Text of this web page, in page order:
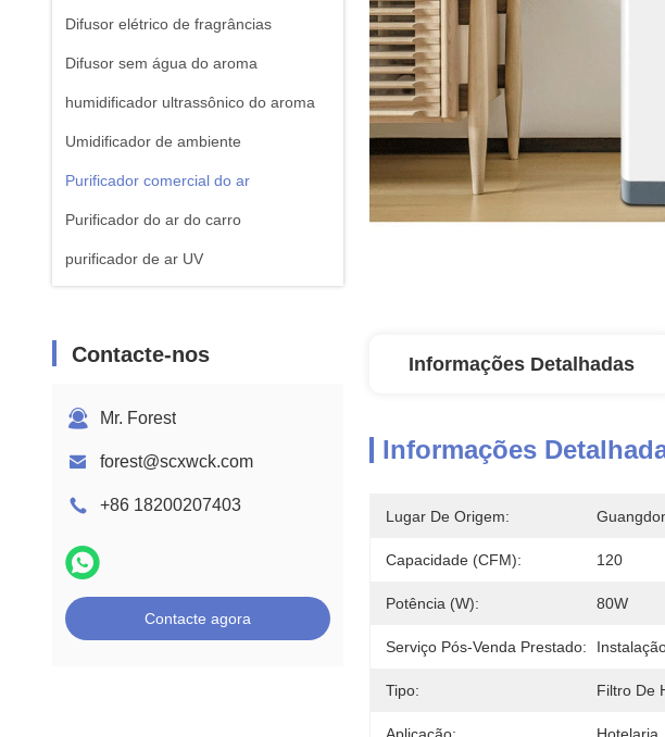
Difusor elétrico de fragrâncias
Difusor sem água do aroma
humidificador ultrassônico do aroma
Umidificador de ambiente
Purificador comercial do ar
Purificador do ar do carro
purificador de ar UV
Contacte-nos
Mr. Forest
forest@scxwck.com
+86 18200207403
Contacte agora
Informações Detalhadas
Informações
Lugar De Origem:
Capacidade (CFM): 120
Potência (W): 80W
Serviço Pós-Venda Prestado:
Tipo: Filtro De